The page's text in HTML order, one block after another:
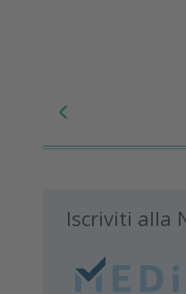
Iscriviti alla